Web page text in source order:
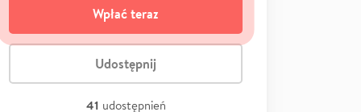
Wpłać teraz
Udostępnij
41 udostępnień